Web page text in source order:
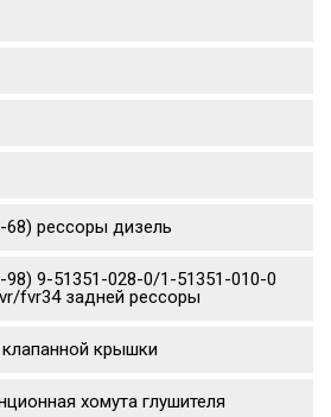
68) рессоры дизель
98) 9-51351-028-0/1-51351-010-0
fvr34 задней рессоры
крышки
хомута глушителя